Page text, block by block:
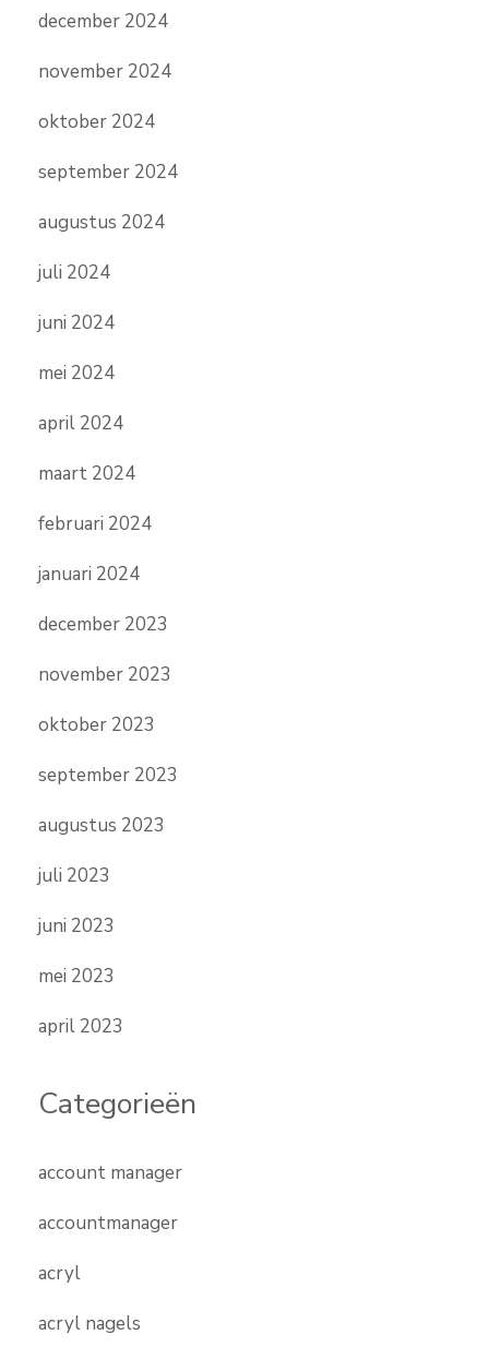
december 2024
november 2024
oktober 2024
september 2024
augustus 2024
juli 2024
juni 2024
mei 2024
april 2024
maart 2024
februari 2024
januari 2024
december 2023
november 2023
oktober 2023
september 2023
augustus 2023
juli 2023
juni 2023
mei 2023
april 2023
Categorieën
account manager
accountmanager
acryl
acryl nagels